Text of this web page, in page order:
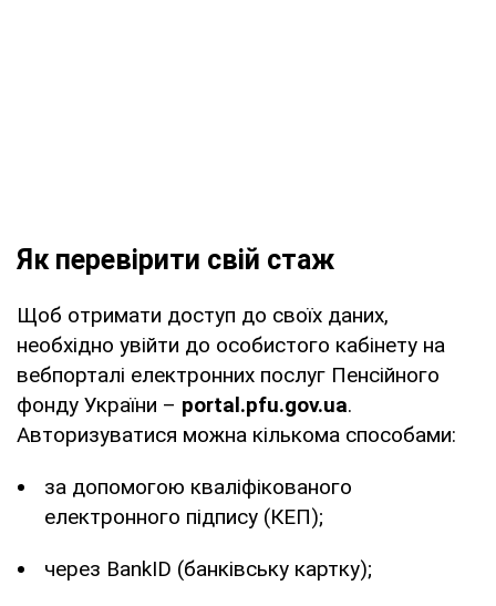
Як перевірити свій стаж
Щоб отримати доступ до своїх даних,
необхідно увійти до особистого кабінету на
вебпорталі електронних послуг Пенсійного
фонду України – portal.pfu.gov.ua.
Авторизуватися можна кількома способами:
за допомогою кваліфікованого
електронного підпису (КЕП);
через BankID (банківську картку);